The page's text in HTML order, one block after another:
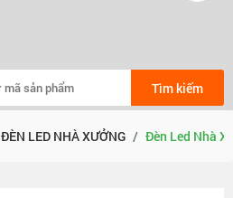
Tìm kiếm
ĐÈN LED NHÀ XƯỞNG Đèn Led Nhà